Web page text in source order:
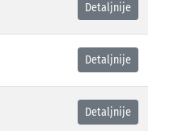
Detaljnije
Detaljnije
Detaljnije